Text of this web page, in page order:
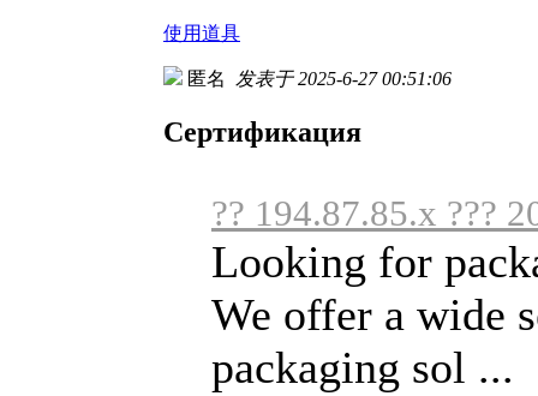
使用道具
匿名 发表于 2025-6-27 00:51:06
Сертификация
?? 194.87.85.x ???
Looking for
We offer a wide
packaging sol ...